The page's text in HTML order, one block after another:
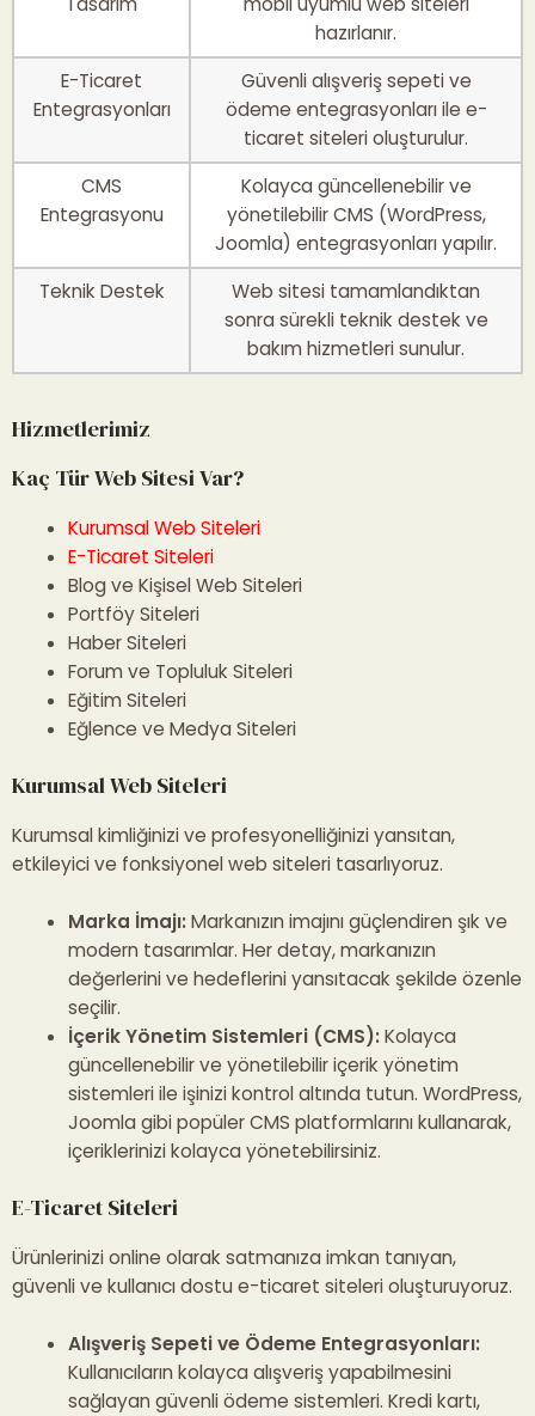
hazırlanır.
E-Ticaret
Entegrasyonları
Güvenli alışveriş sepeti ve
ödeme entegrasyonları ile e-
ticaret siteleri oluşturulur.
CMS
Entegrasyonu
Kolayca güncellenebilir ve
yönetilebilir CMS (WordPress,
Joomla) entegrasyonları yapılır.
Teknik Destek
Web sitesi tamamlandıktan
sonra sürekli teknik destek ve
bakım hizmetleri sunulur.
Hizmetlerimiz
Kaç Tür Web Sitesi Var?
Kurumsal Web Siteleri
E-Ticaret Siteleri
Blog ve Kişisel Web Siteleri
Portföy Siteleri
Haber Siteleri
Forum ve Topluluk Siteleri
Eğitim Siteleri
Eğlence ve Medya Siteleri
Kurumsal Web Siteleri
Kurumsal kimliğinizi ve profesyonelliğinizi yansıtan,
etkileyici ve fonksiyonel web siteleri tasarlıyoruz.
Marka İmajı:Markanızın imajını güçlendiren şık ve
modern tasarımlar. Her detay, markanızın
değerlerini ve hedeflerini yansıtacak şekilde özenle
seçilir.
İçerik Yönetim Sistemleri (CMS):Kolayca
güncellenebilir ve yönetilebilir içerik yönetim
sistemleri ile işinizi kontrol altında tutun. WordPress,
Joomla gibi popüler CMS platformlarını kullanarak,
içeriklerinizi kolayca yönetebilirsiniz.
E-Ticaret Siteleri
Ürünlerinizi online olarak satmanıza imkan tanıyan,
güvenli ve kullanıcı dostu e-ticaret siteleri oluşturuyoruz.
Alışveriş Sepeti ve Ödeme Entegrasyonları:
Kullanıcıların kolayca alışveriş yapabilmesini
sağlayan güvenli ödeme sistemleri. Kredi kartı,